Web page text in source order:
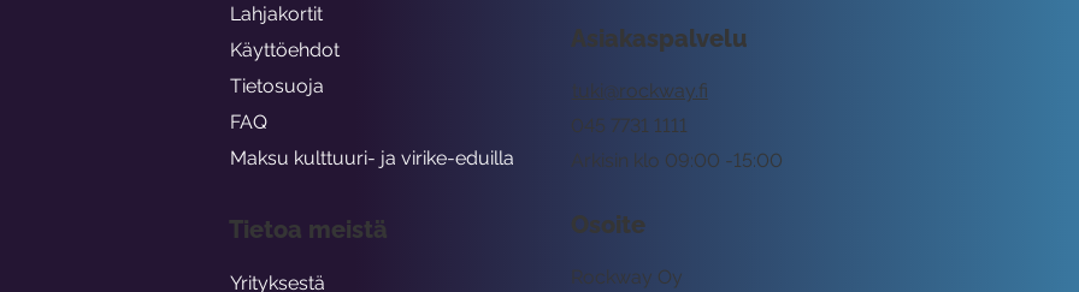
Asiakaspalvelu
tuki@rockway.fi
Arkisin klo 09:00 -15:00
045 7731 1111
Osoite
Rockway Oy
Lahjakortit
Käyttöehdot
Tietosuoja
FAQ
Maksu kulttuuri- ja virike-eduilla
Tietoa meistä
Yrityksestä